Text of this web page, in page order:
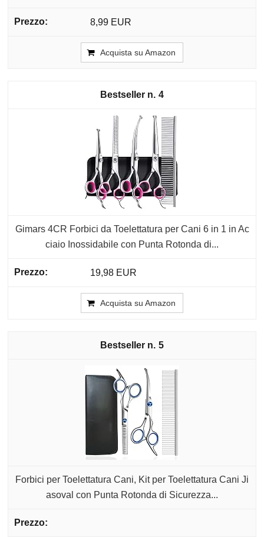
8,99 EUR
Acquista su Amazon
4
Gimars 4CR Forbici da Toelettatura per Cani 6 in 1 in Ac
ciaio Inossidabile con Punta Rotonda di...
19,98 EUR
Acquista su Amazon
5
Forbici per Toelettatura Cani, Kit per Toelettatura Cani Ji
asoval con Punta Rotonda di Sicurezza...